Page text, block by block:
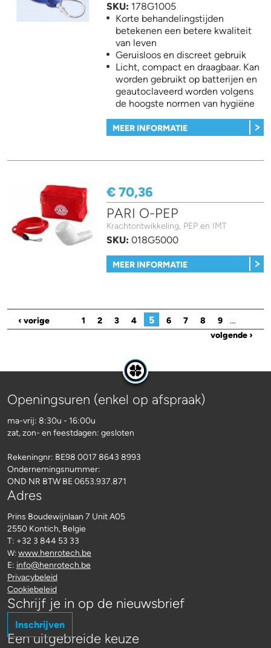
SKU: 178G1005
Korte behandelingstijden
betekenen een betere kwaliteit
van leven
Geruisloos en discreet gebruik
Licht, compact en draagbaar. Kan
worden gebruikt op batterijen en
geautoclaveerd worden volgens
de hoogste normen van hygiëne
MEER INFORMATIE
€ 70,36
PARI O-PEP
Krachtontwikkeling, PEP en IMT
SKU:018G5000
MEER INFORMATIE
Pagina's
‹ vorige 1 2 3 4 5 6 7 8 9 …
volgende ›
Openingsuren (enkel op afspraak)
ma-vrij: 8:30u - 16:00u
zat, zon- en feestdagen: gesloten
Rekeningnr: BE98 0017 8643 8993
Ondernemingsnummer:
OND NR BTW BE 0653.937.871
Adres
Prins Boudewijnlaan 7 Unit A05
2550 Kontich, Belgie
T: +32 3 844 53 33
W: www.henrotech.be
E: info@henrotech.be
Privacybeleid
Cookiebeleid
Schrijf je in op de nieuwsbrief
Inschrijven
Een uitgebreide keuze